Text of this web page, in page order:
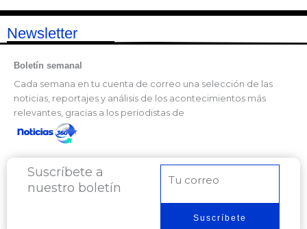
Newsletter
Boletín semanal
Cada semana en tu cuenta de correo una selección de las
noticias, reportajes y análisis de los acontecimientos más
relevantes, gracias a los periodistas de
Suscríbete a
nuestro boletín
electrónico
Suscríbete